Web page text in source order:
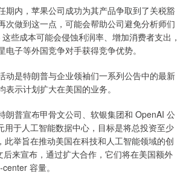
内，苹果公司成功为其产品争取到了关税豁
次做到这一点，可能会帮助公司避免分析师们
些成本可能会侵蚀利润率、增加消费者支出，
电子等外国竞争对手获得竞争优势。
是特朗普与企业领袖们一系列公告中的最新
示计划扩大在美国的业务。
普宣布甲骨文公司、软银集团和 OpenAI 公
用于人工智能数据中心，目标是将总投资至少
此举旨在推动美国在科技和人工智能领域的创
来宣布，通过扩大合作，它们将在美国额外
容量。